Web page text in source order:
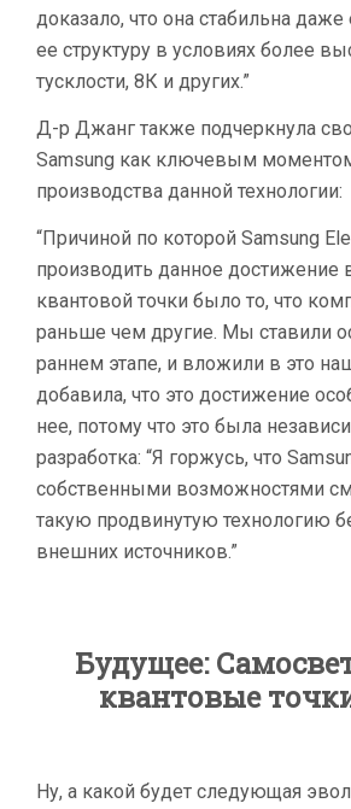
доказало, что она стабильна
ее структуру в условиях более
тусклости, 8К и других.”
Д-р Джанг также подчеркнула
Samsung как ключевым
производства данной технологии:
“Причиной по которой Samsung
производить данное достижение
квантовой точки было то, что
раньше чем другие. Мы ставили
раннем этапе, и вложили в это
добавила, что это достижение
нее, потому что это была
разработка: “Я горжусь, что
собственными возможностями
такую продвинутую технологию
внешних источников.”
Будущее:
квантовые
Ну, а какой будет следующая